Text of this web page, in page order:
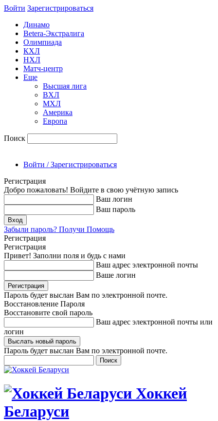
Войти Зарегиcтрироваться
Динамо
Betera-Экстралига
Олимпиада
КХЛ
НХЛ
Матч-центр
Еще
Высшая лига
ВХЛ
МХЛ
Америка
Европа
Поиск
Войти / Зарегистрироваться
Регистрация
Добро пожаловать! Войдите в свою учётную запись
Ваш логин
Ваш пароль
Забыли пароль? Получи Помощь
Регистрация
Регистрация
Привет! Заполни поля и будь с нами
Ваш адрес электронной почты
Ваше логин
Пароль будет выслан Вам по электронной почте.
Восстановление Пароля
Восстановите свой пароль
Ваш адрес электронной почты или
логин
Пароль будет выслан Вам по электронной почте.
Хоккей
Беларуси